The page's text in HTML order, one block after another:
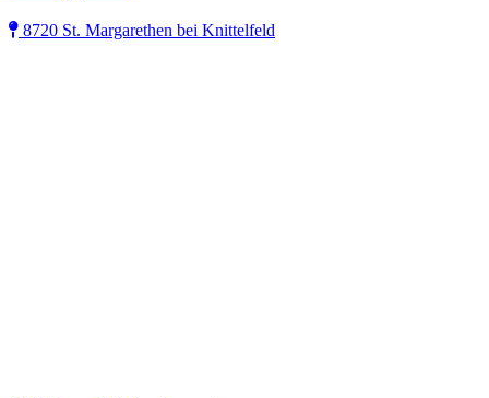
8720 St. Margarethen bei Knittelfeld